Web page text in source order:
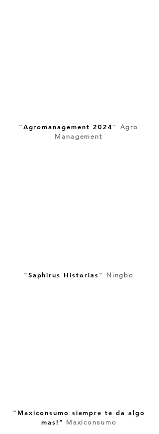
"Agromanagement 2024" Agro
Management
"Saphirus Historias" Ningbo
"Maxiconsumo siempre te da algo
mas!" Maxiconsumo